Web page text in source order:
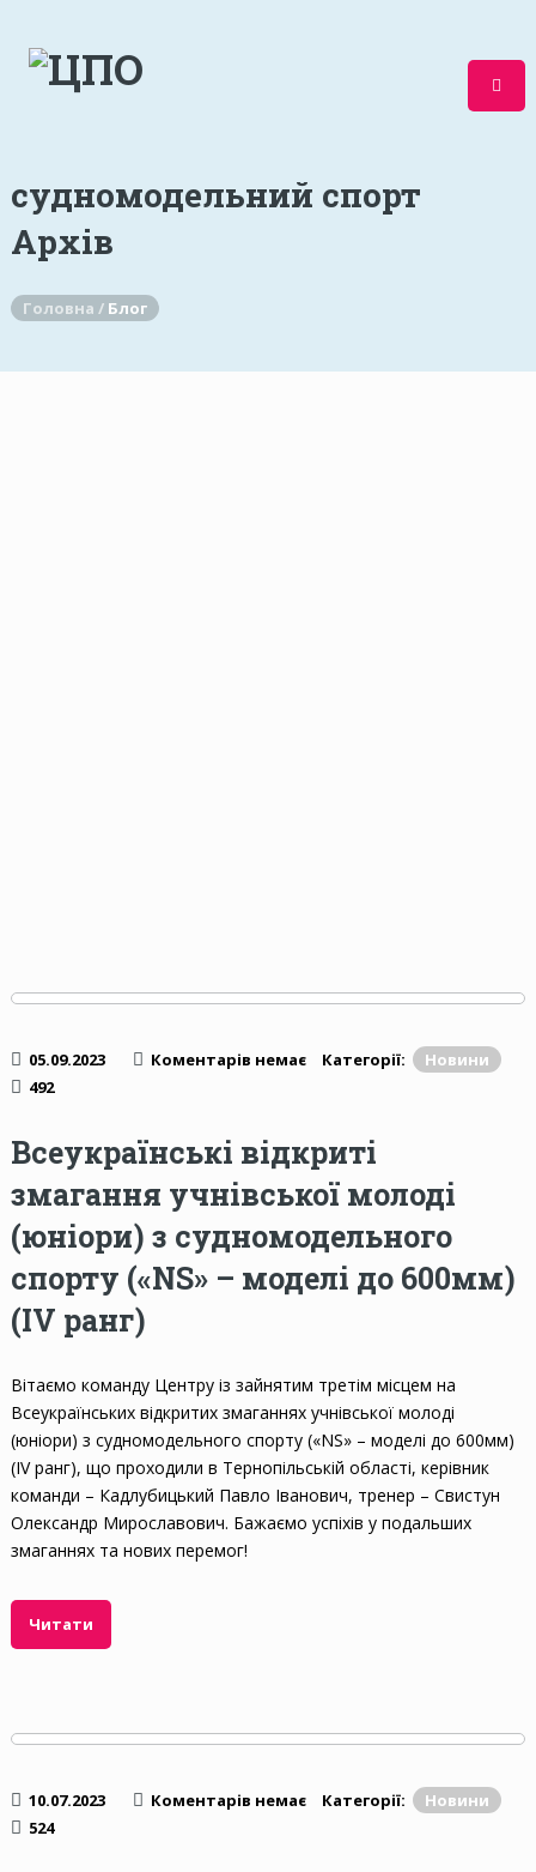
судномодельний спорт
Архів
Головна / Блог
05.09.2023 Коментарів немає Категорії:
Новини
492
Всеукраїнські відкриті
змагання учнівської молоді
(юніори) з судномодельного
спорту («NS» – моделі до 600мм)
(ІV ранг)
Вітаємо команду Центру із зайнятим третім місцем на
Всеукраїнських відкритих змаганнях учнівської молоді
(юніори) з судномодельного спорту («NS» – моделі до 600мм)
(ІV ранг), що проходили в Тернопільській області, керівник
команди – Кадлубицький Павло Іванович, тренер – Свистун
Олександр Мирославович. Бажаємо успіхів у подальших
змаганнях та нових перемог!
Читати
10.07.2023 Коментарів немає Категорії:
Новини
524